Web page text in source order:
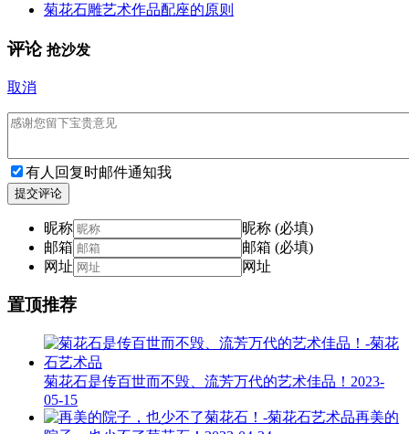
菊花石雕艺术作品配座的原则
评论 抢沙发
取消
有人回复时邮件通知我
提交评论
昵称
昵称 (必填)
邮箱
邮箱 (必填)
网址
网址
置顶推荐
菊花石是传百世而不毁、流芳万代的艺术佳品！ 2023-
05-15
再美的